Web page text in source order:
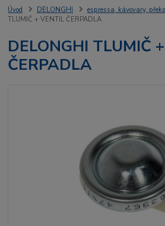
Úvod DELONGHI espressa, kávovary,
TLUMIČ + VENTIL ČERPADLA
DELONGHI TLUMIČ
ČERPADLA